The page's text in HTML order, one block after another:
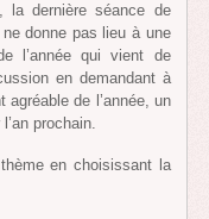
dernière séance de
donne pas lieu à une
l’année qui vient de
en demandant à
de l’année, un
prochain.
en choisissant la